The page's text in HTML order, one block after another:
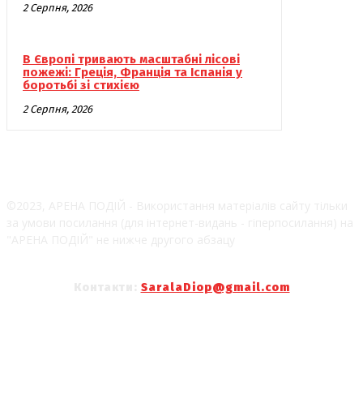
2 Серпня, 2026
В Європі тривають масштабні лісові
пожежі: Греція, Франція та Іспанія у
боротьбі зі стихією
2 Серпня, 2026
SaralaDiop@gmail.com